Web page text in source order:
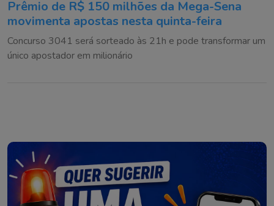
Prêmio de R$ 150 milhões da Mega-Sena
movimenta apostas nesta quinta-feira
Concurso 3041 será sorteado às 21h e pode transformar um
único apostador em milionário